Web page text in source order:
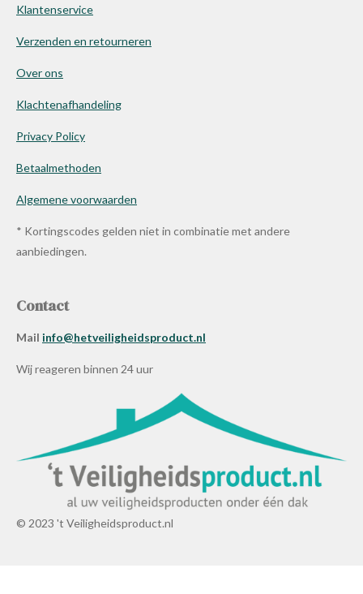
Klantenservice
Verzenden en retourneren
Over ons
Klachtenafhandeling
Privacy Policy
Betaalmethoden
Algemene voorwaarden
* Kortingscodes gelden niet in combinatie met andere
aanbiedingen.
Contact
Mail info@hetveiligheidsproduct.nl
Wij reageren binnen 24 uur
© 2023 't Veiligheidsproduct.nl